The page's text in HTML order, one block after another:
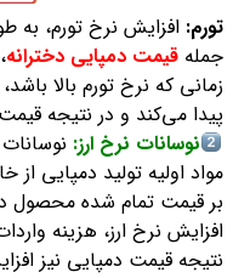
تورم: افزایش نرخ تورم، به
جملهقیمت دمپایی دخترانه
زمانی که نرخ تورم بالا
پیدا می‌کند و در نتیجه
نوسانات نرخ ارز:
مواد اولیه تولید دمپایی
بر قیمت تمام شده محصول
افزایش نرخ ارز، هزینه
نتیجه قیمت دمپایی نیز